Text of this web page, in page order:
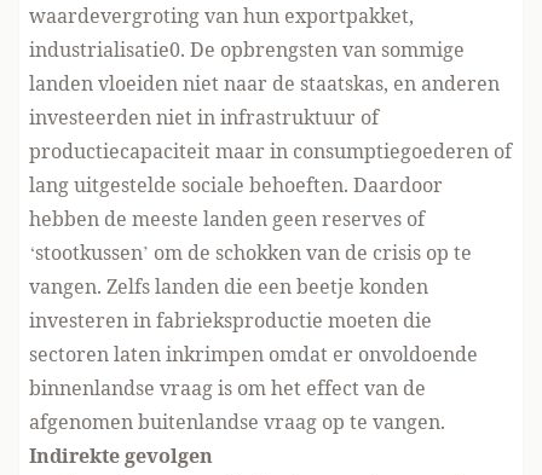
waardevergroting van hun exportpakket,
industrialisatie0. De opbrengsten van sommige
landen vloeiden niet naar de staatskas, en anderen
investeerden niet in infrastruktuur of
productiecapaciteit maar in consumptiegoederen of
lang uitgestelde sociale behoeften. Daardoor
hebben de meeste landen geen reserves of
‘stootkussen’ om de schokken van de crisis op te
vangen. Zelfs landen die een beetje konden
investeren in fabrieksproductie moeten die
sectoren laten inkrimpen omdat er onvoldoende
binnenlandse vraag is om het effect van de
afgenomen buitenlandse vraag op te vangen.
Indirekte gevolgen